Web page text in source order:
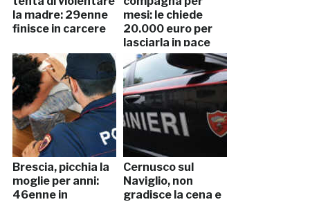
la madre: 29enne
finisce in carcere
mesi: le chiede
20.000 euro per
lasciarla in pace
Brescia, picchia la
moglie per anni:
46enne in
Cernusco sul
Naviglio, non
gradisce la cena e